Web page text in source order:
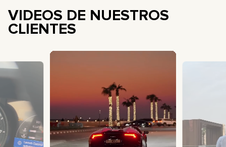
VIDEOS DE NUESTROS
CLIENTES